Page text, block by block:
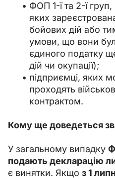
ФОП 1-ї та 2-ї
яких
бойових дій або
умови, що вони
єдиного податку
дій чи окупації);
підприємці, яких
проходять
контрактом.
Кому ще доведеться
У загальному випадку
подають декларацію
є винятки. Якщо з 1